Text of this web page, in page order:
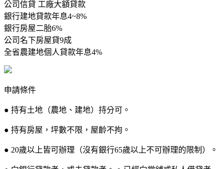
公司信貸 工廠大額貸款
銀行建地貸款年息4~8%
銀行房屋二胎6%
公司名下房屋貸9成
全省農建地個人貸款年息4%
申請條件
● 持有土地（農地、建地）持分可。
● 持有房屋，坪數不限，屋齡不拘。
● 20歲以上皆可辦理（沒有銀行65歲以上不可辦理的限制）。